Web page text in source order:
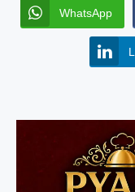
WhatsApp